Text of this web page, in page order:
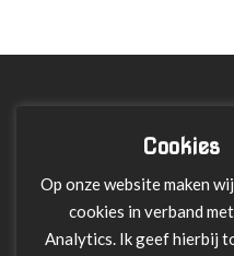
Over ons
Leveringen
Betalen met
Cookies
Op onze website maken
cookies in verband
Analytics. Ik geef hierbij